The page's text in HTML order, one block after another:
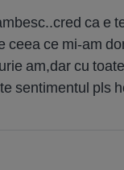
ca e
ce mi-am
am,dar cu
sentimentul pls